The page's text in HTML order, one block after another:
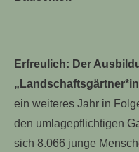
Erfreulich: Der
ein weiteres Jahr in
den umlagepflichtigen
sich 8.066 junge